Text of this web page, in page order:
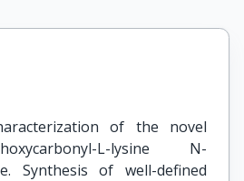
of the novel
L-lysine N-
Synthesis of well-defined